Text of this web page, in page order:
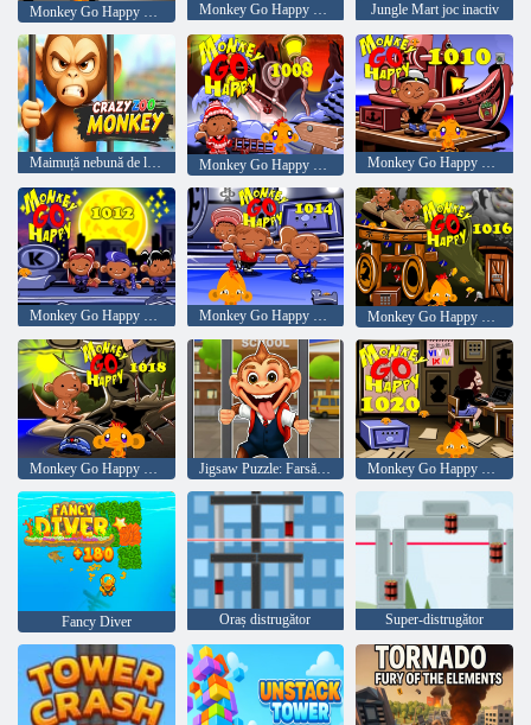
Monkey Go Happy Etapa 1004 Monkey Go Happy Etapa 1006 Jungle Mart joc inactiv
Maimuță nebună de la Zoo Monkey Go Happy Etapa 1010
Monkey Go Happy Etapa 1012 Monkey Go Happy Etapa 1014 Monkey Go Happy Etapa 1016
Monkey Go Happy Etapa 1018 Jigsaw Puzzle: Farsă la școală pentru studenți maimuțe Monkey Go Happy Etapa 1020
Fancy Diver Oraș distrugător Super-distrugător